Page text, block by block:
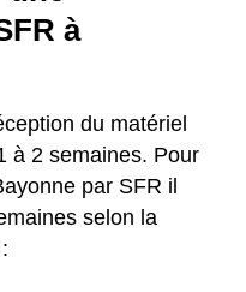
à
du matériel
à 2 semaines. Pour
par SFR il
selon la